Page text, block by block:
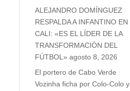
ALEJANDRO DOMÍNGUEZ
RESPALDA A INFANTINO EN
CALI: «ES EL LÍDER DE LA
TRANSFORMACIÓN DEL
FÚTBOL» agosto 8, 2026
El portero de Cabo Verde
Vozinha ficha por Colo-Colo y